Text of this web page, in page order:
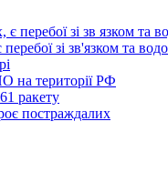
зі зв'язком та
на території РФ
ракету
постраждалих